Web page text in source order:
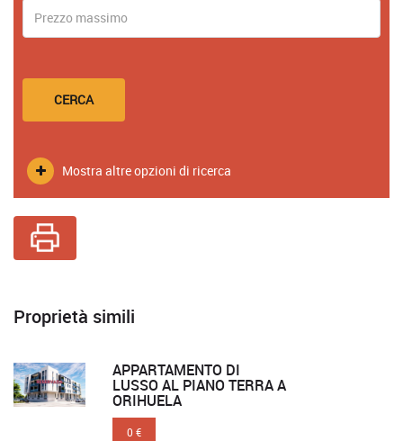
CERCA
Mostra altre opzioni di ricerca
Proprietà simili
APPARTAMENTO DI
LUSSO AL PIANO TERRA A
ORIHUELA
0 €